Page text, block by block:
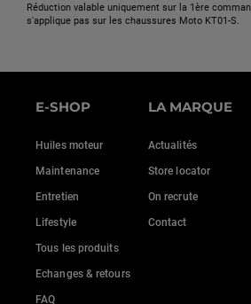
Réduction valable uniquement sur la 1ère
s'applique pas sur les chaussures Moto KT01-S.
E-SHOP
Huiles moteur
Maintenance
Entretien
Lifestyle
Tous les produits
Echanges & retours
FAQ
LA MARQUE
Actualités
Store locator
On recrute
Contact